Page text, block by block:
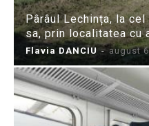
Pârâul Lechința, la
sa, prin localitatea cu
Flavia DANCIU - august